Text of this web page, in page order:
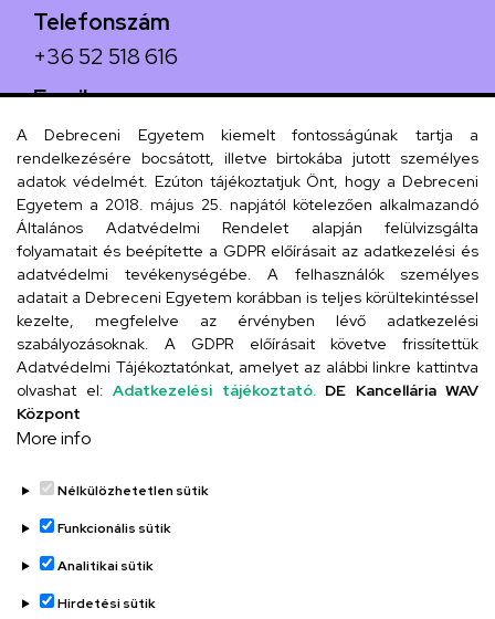
Telefonszám
+36 52 518 616
Email
iskola@kossuth-alt.unideb.hu
Cím
4024 Debrecen, Kossuth utca 33.
Szervezeti telefonkönyv
UD telefonkönyv
Adatvédelem
A Debreceni Egyetem kiemelt fontosságúnak tartja a
rendelkezésére bocsátott, illetve birtokába jutott személyes
adatok védelmét. Ezúton tájékoztatjuk Önt, hogy a Debreceni
Egyetem a 2018. május 25. napjától kötelezően alkalmazandó
Általános Adatvédelmi Rendelet alapján felülvizsgálta
folyamatait és beépítette a GDPR előírásait az adatkezelési és
adatvédelmi tevékenységébe. A felhasználók személyes
adatait a Debreceni Egyetem korábban is teljes körültekintéssel
kezelte, megfelelve az érvényben lévő adatkezelési
szabályozásoknak. A GDPR előírásait követve frissítettük
Adatvédelmi Tájékoztatónkat, amelyet az alábbi linkre kattintva
olvashat el: Adatkezelési tájékoztató. DE Kancellária WAV
Központ
More info
Nélkülözhetetlen sütik
Funkcionális sütik
Analitikai sütik
Hirdetési sütik